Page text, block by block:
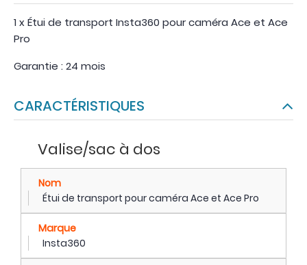
1 x Étui de transport Insta360 pour caméra Ace et Ace
Pro
Garantie : 24 mois
CARACTÉRISTIQUES
Valise/sac à dos
Nom
Étui de transport pour caméra Ace et Ace Pro
Marque
Insta360